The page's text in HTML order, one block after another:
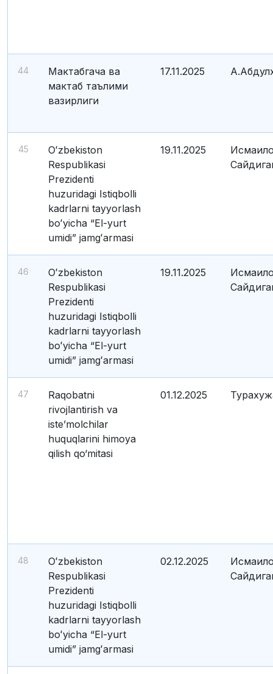
44
Мактабгача ва
мактаб таълими
вазирлиги
17.11.2025
45
Oʻzbekiston
Respublikasi
Prezidenti
huzuridagi Istiqbolli
kadrlarni tayyorlash
boʻyicha “El-yurt
umidi” jamgʻarmasi
19.11.2025
46
Oʻzbekiston
Respublikasi
Prezidenti
huzuridagi Istiqbolli
kadrlarni tayyorlash
boʻyicha “El-yurt
umidi” jamgʻarmasi
19.11.2025
47
Raqobatni
rivojlantirish va
iste’molchilar
huquqlarini himoya
qilish qo‘mitasi
01.12.2025
48
Oʻzbekiston
Respublikasi
Prezidenti
huzuridagi Istiqbolli
kadrlarni tayyorlash
boʻyicha “El-yurt
umidi” jamgʻarmasi
02.12.2025